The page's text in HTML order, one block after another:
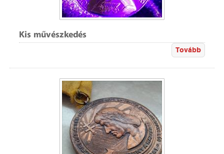
Kis művészkedés
Tovább